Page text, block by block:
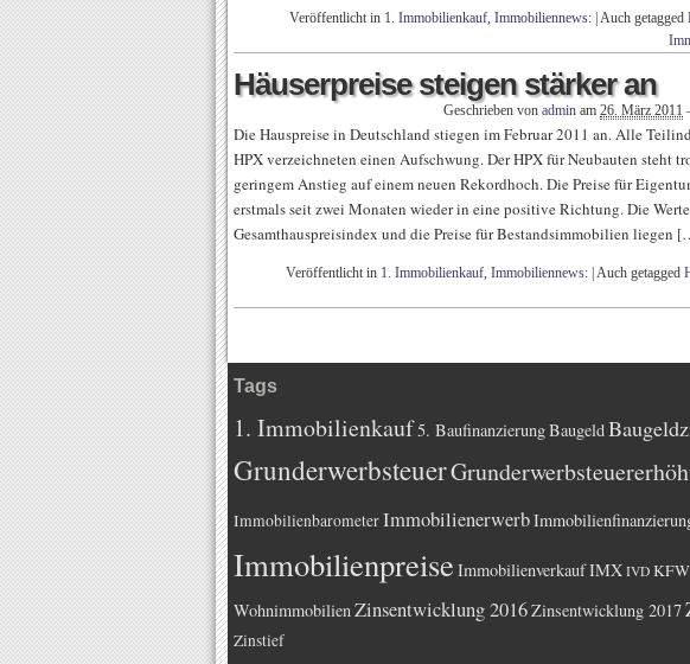
Veröffentlicht in 1. Immobilienkauf, Immobiliennews: Auch getagged
Häuserpreise steigen stärker an
Geschrieben von admin am 26. März 2011
Die Hauspreise in Deutschland stiegen im Februar 2011 an. Alle
HPX verzeichneten einen Aufschwung. Der HPX für Neubauten steht
geringem Anstieg auf einem neuen Rekordhoch. Die Preise für
erstmals seit zwei Monaten wieder in eine positive Richtung. Die
Gesamthauspreisindex und die Preise für Bestandsimmobilien liegen
Veröffentlicht in 1. Immobilienkauf, Immobiliennews: Auch getagged
Tags
1. Immobilienkauf5. BaufinanzierungBaugeld
Grunderwerbsteuer
ImmobilienbarometerImmobilienerwerb
Immobilienpreise ImmobilienverkaufIMX IVD KFW
WohnimmobilienZinsentwicklung 2016Zinsentwicklung 2017
Zinstief